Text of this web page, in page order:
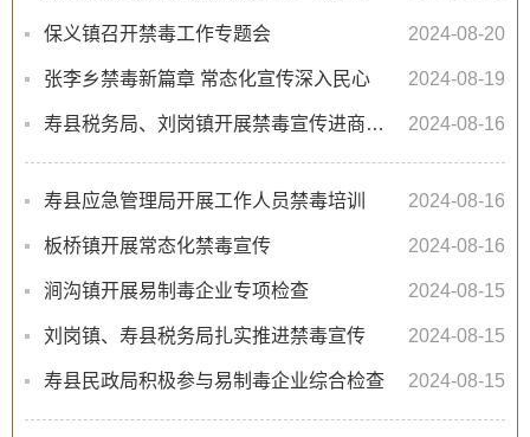
保义镇召开禁毒工作专题会 2024-08-20
张李乡禁毒新篇章 常态化宣传深入民心 2024-08-19
寿县税务局、刘岗镇开展禁毒宣传进商铺活动 2024-08-16
寿县应急管理局开展工作人员禁毒培训 2024-08-16
板桥镇开展常态化禁毒宣传 2024-08-16
涧沟镇开展易制毒企业专项检查 2024-08-15
刘岗镇、寿县税务局扎实推进禁毒宣传 2024-08-15
寿县民政局积极参与易制毒企业综合检查 2024-08-15